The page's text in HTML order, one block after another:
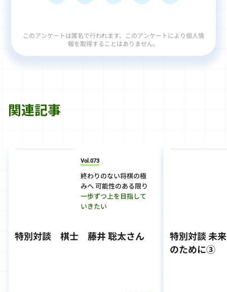
このアンケートは匿名で行われます。このアンケートにより個人情
報を取得することはありません。
関連記事
Vol.073
終わりのない将棋の極
みへ 可能性のある限り
一歩ずつ上を目指して
いきたい
特別対談 棋士 藤井 聡太さん
特別対談 未
のために③